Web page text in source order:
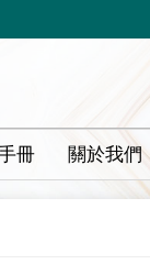
冊 關於我們